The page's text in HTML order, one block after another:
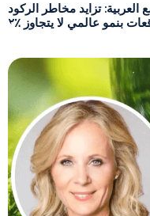
تزايد مخاطر الركود
بنمو عالمي لا يتجاوز ٪٢